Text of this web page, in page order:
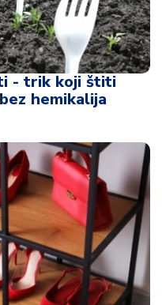
- trik koji štiti
hemikalija